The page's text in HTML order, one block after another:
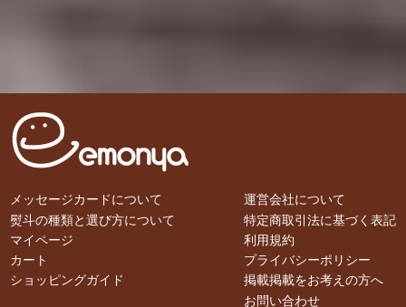
メッセージカードについて
熨斗の種類と選び方について
マイページ
カート
ショッピングガイド
運営会社について
特定商取引法に基づく表記
利用規約
プライバシーポリシー
掲載掲載をお考えの方へ
お問い合わせ